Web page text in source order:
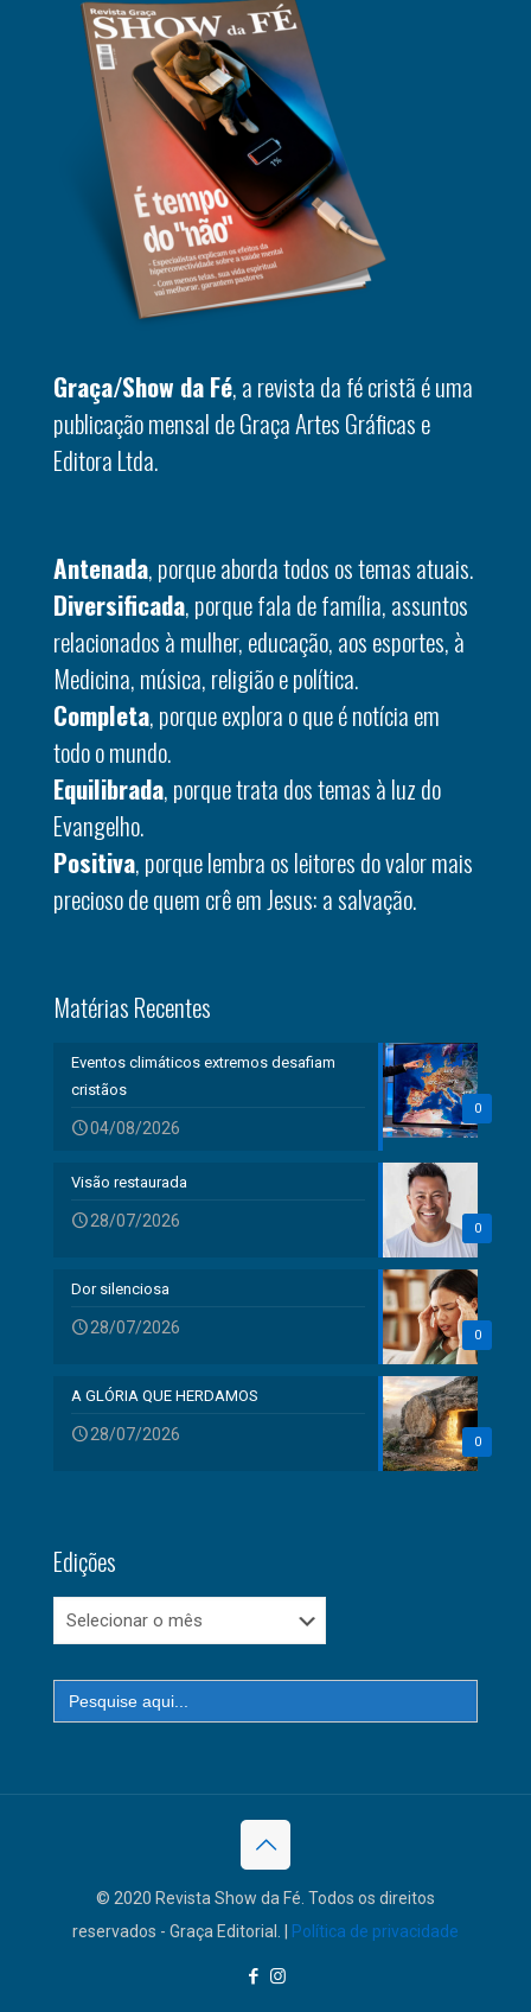
Graça/Show da Fé, a revista da fé cristã é uma
publicação mensal de Graça Artes Gráficas e
Editora Ltda.
Antenada, porque aborda todos os temas atuais.
Diversificada, porque fala de família, assuntos
relacionados à mulher, educação, aos esportes, à
Medicina, música, religião e política.
Completa, porque explora o que é notícia em
todo o mundo.
Equilibrada, porque trata dos temas à luz do
Evangelho.
Positiva, porque lembra os leitores do valor mais
precioso de quem crê em Jesus: a salvação.
Matérias Recentes
0
Eventos climáticos extremos desafiam
cristãos
04/08/2026
0
Visão restaurada
28/07/2026
0
Dor silenciosa
28/07/2026
0
A GLÓRIA QUE HERDAMOS
28/07/2026
Edições
Edições
Search
for:
© 2020 Revista Show da Fé. Todos os direitos
reservados - Graça Editorial. |
Política de privacidade